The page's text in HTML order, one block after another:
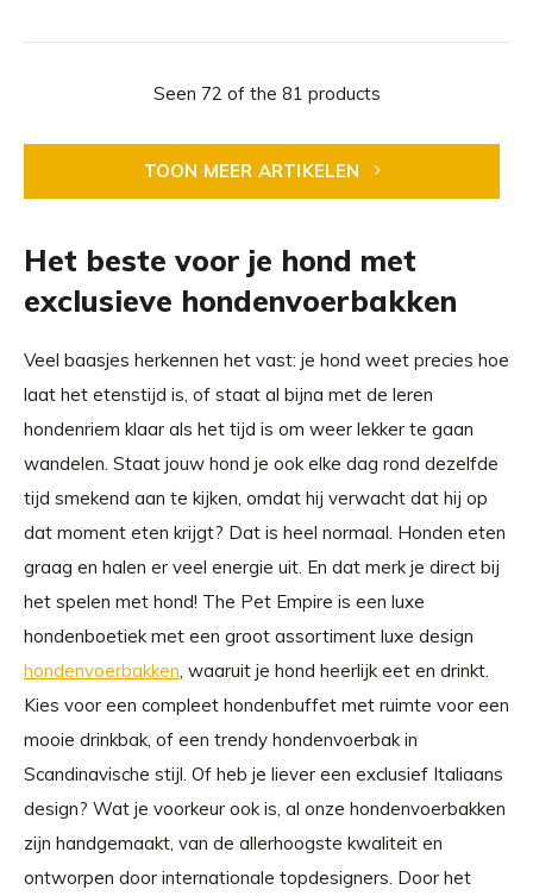
Seen 72 of the 81 products
TOON MEER ARTIKELEN
Het beste voor je hond met
exclusieve hondenvoerbakken
Veel baasjes herkennen het vast: je hond weet precies hoe
laat het etenstijd is, of staat al bijna met de leren
hondenriem klaar als het tijd is om weer lekker te gaan
wandelen. Staat jouw hond je ook elke dag rond dezelfde
tijd smekend aan te kijken, omdat hij verwacht dat hij op
dat moment eten krijgt? Dat is heel normaal. Honden eten
graag en halen er veel energie uit. En dat merk je direct bij
het spelen met hond! The Pet Empire is een luxe
hondenboetiek met een groot assortiment luxe design
hondenvoerbakken, waaruit je hond heerlijk eet en drinkt.
Kies voor een compleet hondenbuffet met ruimte voor een
mooie drinkbak, of een trendy hondenvoerbak in
Scandinavische stijl. Of heb je liever een exclusief Italiaans
design? Wat je voorkeur ook is, al onze hondenvoerbakken
zijn handgemaakt, van de allerhoogste kwaliteit en
ontworpen door internationale topdesigners. Door het